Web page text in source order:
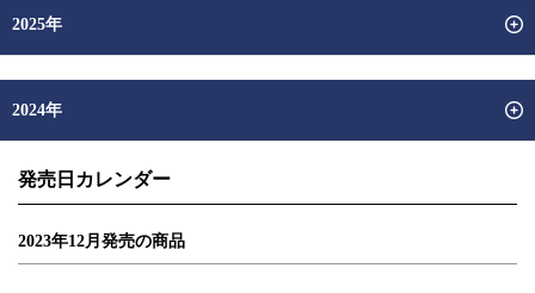
2025年
2024年
発売日カレンダー
2023年12月 発売の商品